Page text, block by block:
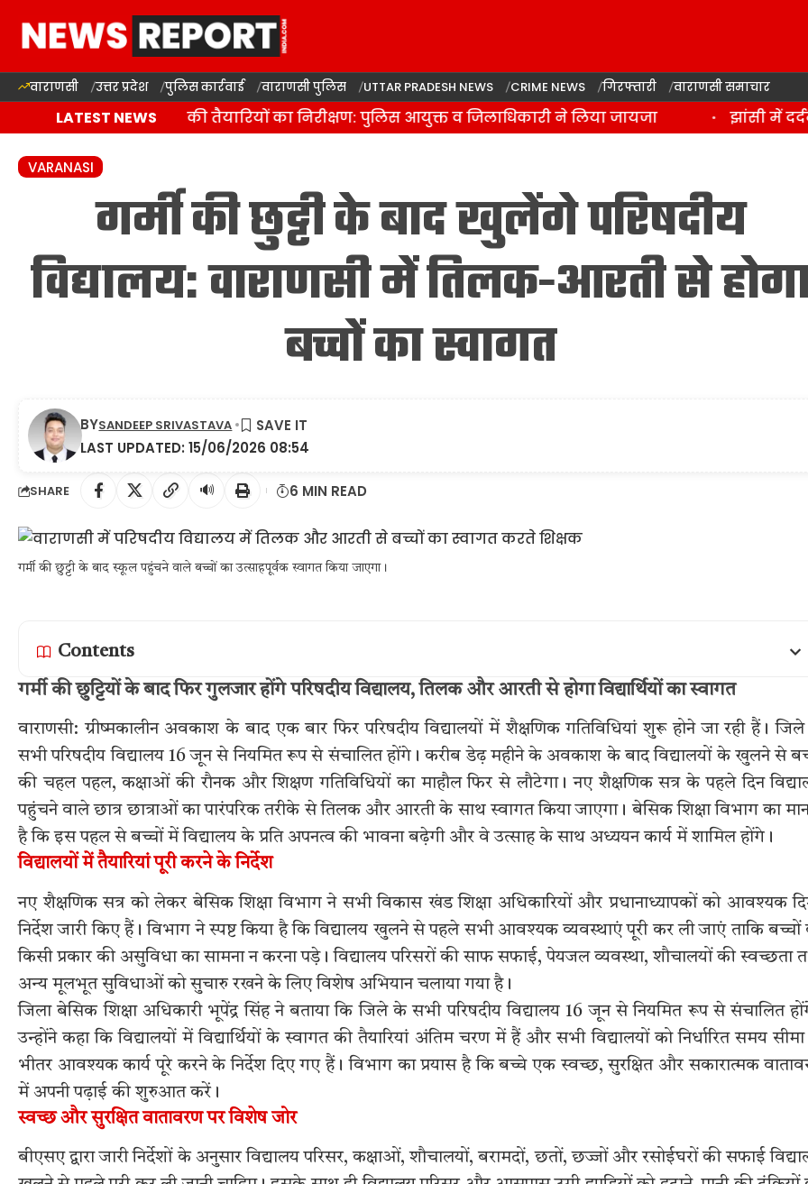
वाराणसी उत्तर प्रदेश पुलिस कार्रवाई वाराणसी पुलिस UTTAR PRADESH NEWS CRIME NEWS गिरफ्तारी वाराणसी समाचार
LATEST NEWS
में कांवड़ यात्रा की तैयारियों का निरीक्षण: पुलिस आयुक्त व जिलाधिकारी ने लिया जायजा झांसी में
VARANASI
गर्मी की छुट्टी के बाद खुलेंगे परिषदीय
विद्यालय: वाराणसी में तिलक-आरती से
बच्चों का स्वागत
LAST UPDATED: 15/06/2026 08:54
BYSANDEEP SRIVASTAVA
SHARE 🔊 6 MIN READ
गर्मी की छुट्टी के बाद स्कूल पहुंचने वाले बच्चों का उत्साहपूर्वक स्वागत किया जाएगा।
Contents
गर्मी की छुट्टियों के बाद फिर गुलजार होंगे परिषदीय विद्यालय, तिलक और आरती से होगा विद्यार्थियों का स्वागत
वाराणसी: ग्रीष्मकालीन अवकाश के बाद एक बार फिर परिषदीय विद्यालयों में शैक्षणिक गतिविधियां शुरू होने जा रही हैं।
सभी परिषदीय विद्यालय 16 जून से नियमित रूप से संचालित होंगे। करीब डेढ़ महीने के अवकाश के बाद विद्यालयों के खुलने से
की चहल पहल, कक्षाओं की रौनक और शिक्षण गतिविधियों का माहौल फिर से लौटेगा। नए शैक्षणिक सत्र के पहले दिन
पहुंचने वाले छात्र छात्राओं का पारंपरिक तरीके से तिलक और आरती के साथ स्वागत किया जाएगा। बेसिक शिक्षा विभाग का
है कि इस पहल से बच्चों में विद्यालय के प्रति अपनत्व की भावना बढ़ेगी और वे उत्साह के साथ अध्ययन कार्य में शामिल होंगे।
विद्यालयों में तैयारियां पूरी करने के निर्देश
नए शैक्षणिक सत्र को लेकर बेसिक शिक्षा विभाग ने सभी विकास खंड शिक्षा अधिकारियों और प्रधानाध्यापकों को आवश्यक
निर्देश जारी किए हैं। विभाग ने स्पष्ट किया है कि विद्यालय खुलने से पहले सभी आवश्यक व्यवस्थाएं पूरी कर ली जाएं ताकि बच्चों
किसी प्रकार की असुविधा का सामना न करना पड़े। विद्यालय परिसरों की साफ सफाई, पेयजल व्यवस्था, शौचालयों की स्वच्छता
अन्य मूलभूत सुविधाओं को सुचारु रखने के लिए विशेष अभियान चलाया गया है।
जिला बेसिक शिक्षा अधिकारी भूपेंद्र सिंह ने बताया कि जिले के सभी परिषदीय विद्यालय 16 जून से नियमित रूप से संचालित
उन्होंने कहा कि विद्यालयों में विद्यार्थियों के स्वागत की तैयारियां अंतिम चरण में हैं और सभी विद्यालयों को निर्धारित समय
भीतर आवश्यक कार्य पूरे करने के निर्देश दिए गए हैं। विभाग का प्रयास है कि बच्चे एक स्वच्छ, सुरक्षित और सकारात्मक
में अपनी पढ़ाई की शुरुआत करें।
स्वच्छ और सुरक्षित वातावरण पर विशेष जोर
बीएसए द्वारा जारी निर्देशों के अनुसार विद्यालय परिसर, कक्षाओं, शौचालयों, बरामदों, छतों, छज्जों और रसोईघरों की सफाई